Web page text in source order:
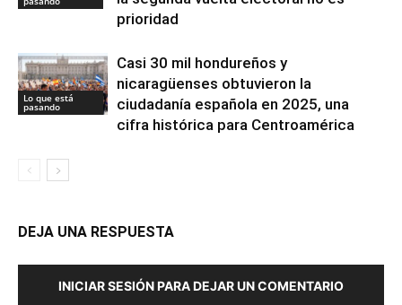
prioridad
Lo que está
pasando
Casi 30 mil hondureños y
nicaragüenses obtuvieron la
ciudadanía española en 2025, una
cifra histórica para Centroamérica
DEJA UNA RESPUESTA
INICIAR SESIÓN PARA DEJAR UN COMENTARIO